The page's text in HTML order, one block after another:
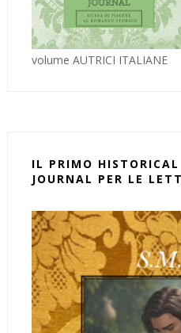
volume AUTRICI ITALIANE
IL PRIMO HISTORICAL
JOURNAL PER LE